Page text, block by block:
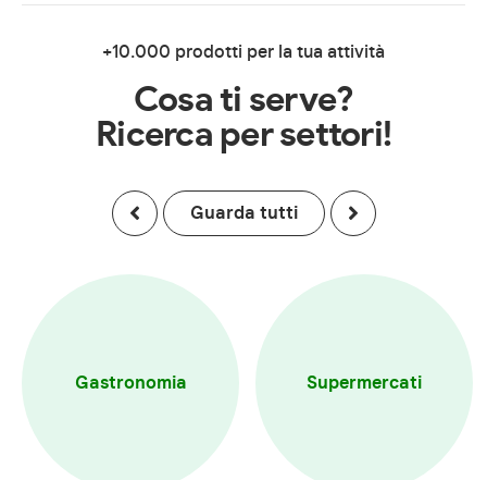
+10.000 prodotti per la tua attività
Cosa ti serve?
Ricerca per settori!
Guarda tutti
Gastronomia Supermercati